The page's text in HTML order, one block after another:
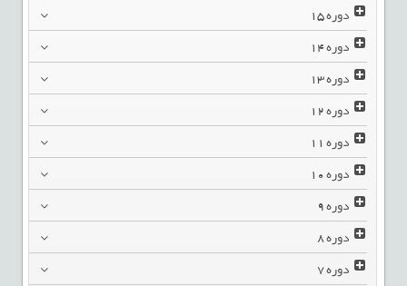
دوره15
دوره14
دوره13
دوره12
دوره11
دوره10
دوره9
دوره8
دوره7